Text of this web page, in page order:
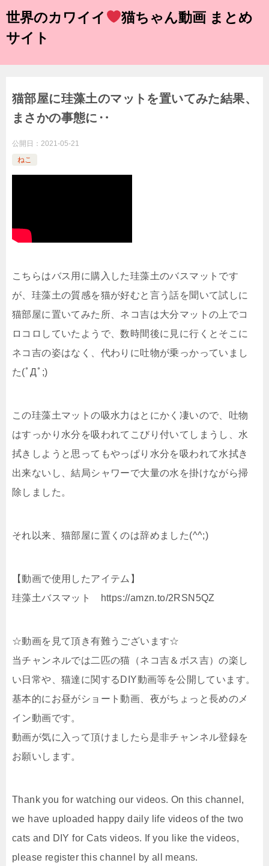
世界のカワイイ
猫ちゃん動画 まとめ
サイト
猫部屋に珪藻土のマットを置いてみた結果、
まさかの事態に‥
公開日： 2021-05-21
ねこ
こちらはバス用に購入した珪藻土のバスマットです
が、珪藻土の質感を猫が好むと言う話を聞いて試しに
猫部屋に置いてみた所、ネコ吉は大分マットの上でコ
ロコロしていたようで、数時間後に見に行くとそこに
ネコ吉の姿はなく、代わりに吐物が乗っかっていまし
た(ﾟДﾟ;)
この珪藻土マットの吸水力はとにかく凄いので、吐物
はすっかり水分を吸われてこびり付いてしまうし、水
拭きしようと思ってもやっぱり水分を吸われて水拭き
出来ないし、結局シャワーで大量の水を掛けながら掃
除しました。
それ以来、猫部屋に置くのは辞めました(^^;)
【動画で使用したアイテム】
珪藻土バスマット https://amzn.to/2RSN5QZ
☆動画を見て頂き有難うございます☆
当チャンネルでは二匹の猫（ネコ吉＆ボス吉）の楽し
い日常や、猫達に関するDIY動画等を公開しています。
基本的にお昼がショート動画、夜がちょっと長めのメ
イン動画です。
動画が気に入って頂けましたら是非チャンネル登録を
お願いします。
Thank you for watching our videos. On this channel,
we have uploaded happy daily life videos of the two
cats and DIY for Cats videos. If you like the videos,
please register this channel by all means.